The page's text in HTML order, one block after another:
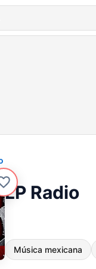
LP Radio
Música mexicana